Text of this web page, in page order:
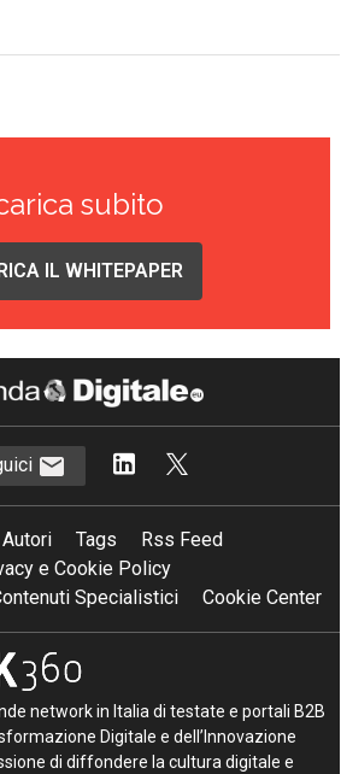
subito
IL WHITEPAPER
Autori Tags
Rss Feed
e Cookie Policy
Specialistici
Cookie Center
network in Italia di testate e portali B2B
Digitale e dell’Innovazione
di diffondere la cultura digitale e